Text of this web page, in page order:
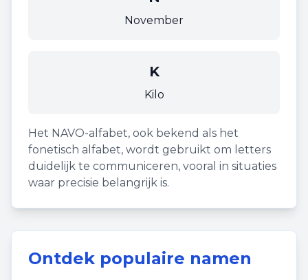
November
K
Kilo
Het NAVO-alfabet, ook bekend als het
fonetisch alfabet, wordt gebruikt om letters
duidelijk te communiceren, vooral in situaties
waar precisie belangrijk is.
Ontdek populaire namen